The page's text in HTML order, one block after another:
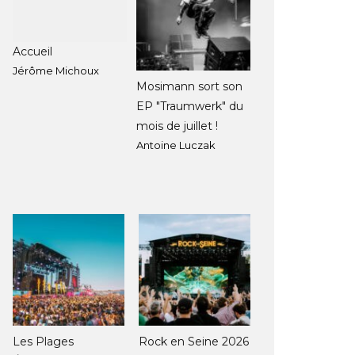
Accueil
Jérôme Michoux
Mosimann sort son
EP "Traumwerk" du
mois de juillet !
Antoine Luczak
Les Plages
Rock en Seine 2026